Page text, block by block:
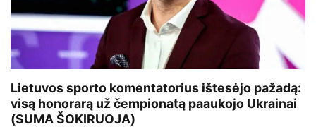
Lietuvos sporto komentatorius ištesėjo pažadą:
visą honorarą už čempionatą paaukojo Ukrainai
(SUMA ŠOKIRUOJA)